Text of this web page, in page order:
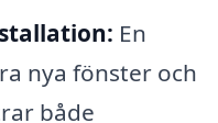
En
nya fönster och
både